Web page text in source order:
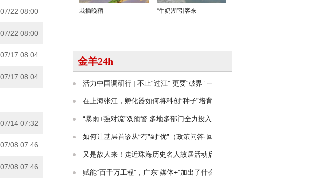
07/22 08:00
07/22 08:00
07/17 08:04
07/17 08:04
07/14 07:32
07/08 07:46
07/08 07:46